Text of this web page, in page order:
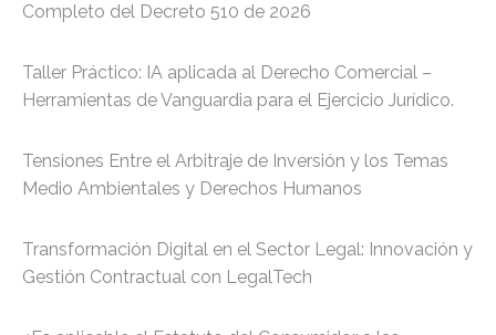
Completo del Decreto 510 de 2026
Taller Práctico: IA aplicada al Derecho Comercial –
Herramientas de Vanguardia para el Ejercicio Jurídico.
Tensiones Entre el Arbitraje de Inversión y los Temas
Medio Ambientales y Derechos Humanos
Transformación Digital en el Sector Legal: Innovación y
Gestión Contractual con LegalTech